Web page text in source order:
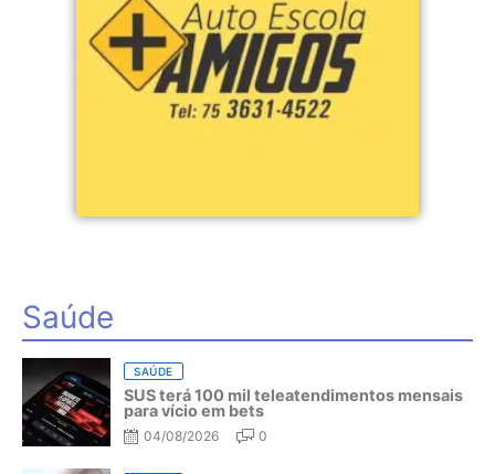
Saúde
SAÚDE
SUS terá 100 mil teleatendimentos mensais
para vício em bets
04/08/2026 0